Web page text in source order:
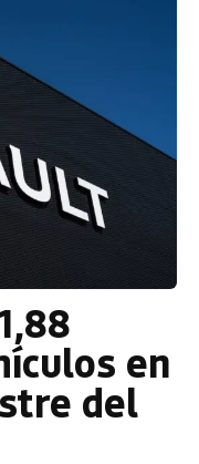
en
del